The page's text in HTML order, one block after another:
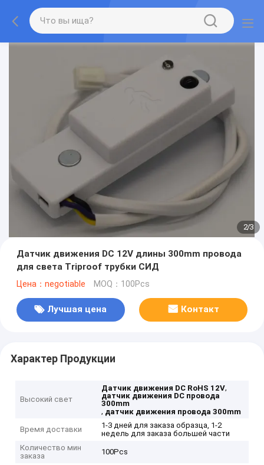
2/3
Датчик движения DC 12V длины 300mm провода
для света Triproof трубки СИД
Цена：negotiable MOQ：100Pcs
Лучшая цена Контакт
Характер Продукции
Высокий свет
Датчик движения DC RoHS 12V,
датчик движения DC провода
300mm
, датчик движения провода 300mm
Время доставки
1-3 дней для заказа образца, 1-2
недель для заказа большей части
Количество мин
заказа
100Pcs